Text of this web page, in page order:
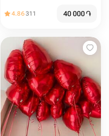
4.86311 40 000֏